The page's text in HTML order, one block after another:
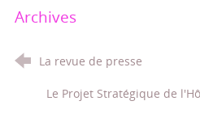
Archives
La revue de presse
Le Projet Stratégique de